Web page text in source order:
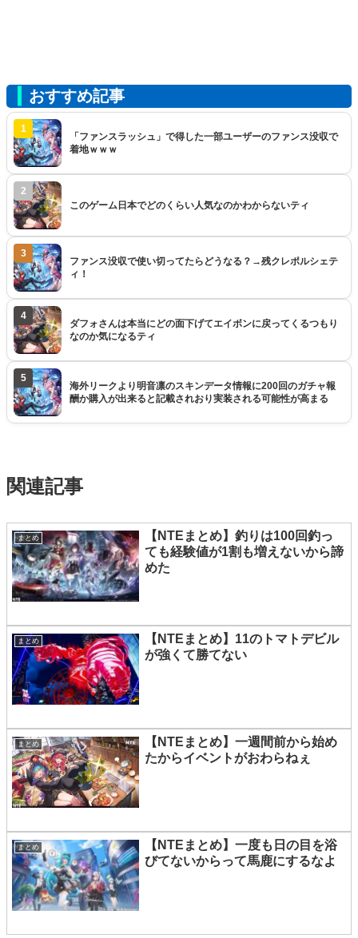
おすすめ記事
1
「ファンスラッシュ」で得した一部ユーザーのファンス没収で
着地ｗｗｗ
2
このゲーム日本でどのくらい人気なのかわからないティ
3
ファンス没収で使い切ってたらどうなる？→残クレポルシェテ
ィ！
4
ダフォさんは本当にどの面下げてエイボンに戻ってくるつもり
なのか気になるティ
5
海外リークより明音凛のスキンデータ情報に200回のガチャ報
酬か購入が出来ると記載されおり実装される可能性が高まる
関連記事
まとめ
【NTEまとめ】釣りは100回釣っ
ても経験値が1割も増えないから諦
めた
まとめ
【NTEまとめ】11のトマトデビル
が強くて勝てない
まとめ
【NTEまとめ】一週間前から始め
たからイベントがおわらねぇ
まとめ
【NTEまとめ】一度も日の目を浴
びてないからって馬鹿にするなよ